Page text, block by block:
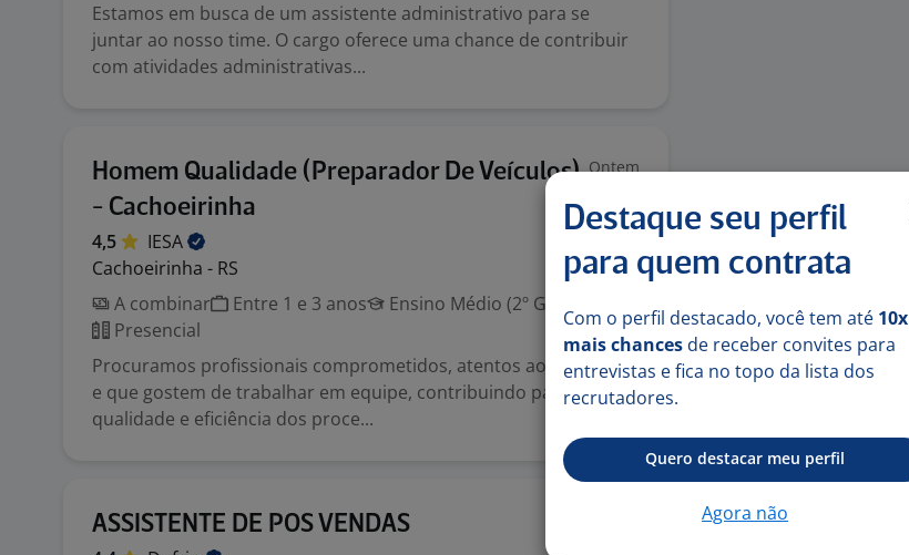
Estamos em busca de um assistente administrativo para se
juntar ao nosso time. O cargo oferece uma chance de contribuir
com atividades administrativas...
Homem Qualidade (Preparador De Veículos)
- Cachoeirinha
Ontem
4,5
IESA
Cachoeirinha - RS
A combinar
Entre 1 e 3 anos
Ensino Médio (2º Grau)
Presencial
Procuramos profissionais comprometidos, atentos aos detalhes
e que gostem de trabalhar em equipe, contribuindo para a
qualidade e eficiência dos proce...
ASSISTENTE DE POS VENDAS
Destaque seu perfil
para quem contrata
Com o perfil destacado, você tem até 10x
mais chances de receber convites para
entrevistas e fica no topo da lista dos
recrutadores.
Quero destacar meu perfil
Agora não